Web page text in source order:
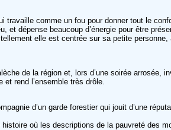
travaille comme un fou pour donner tout le
et dépense beaucoup d’énergie pour être
elle est centrée sur sa petite
de la région et, lors d’une soirée
et rend l’ensemble très drôle.
d’un garde forestier qui jouit d’une
où les descriptions de la pauvreté des